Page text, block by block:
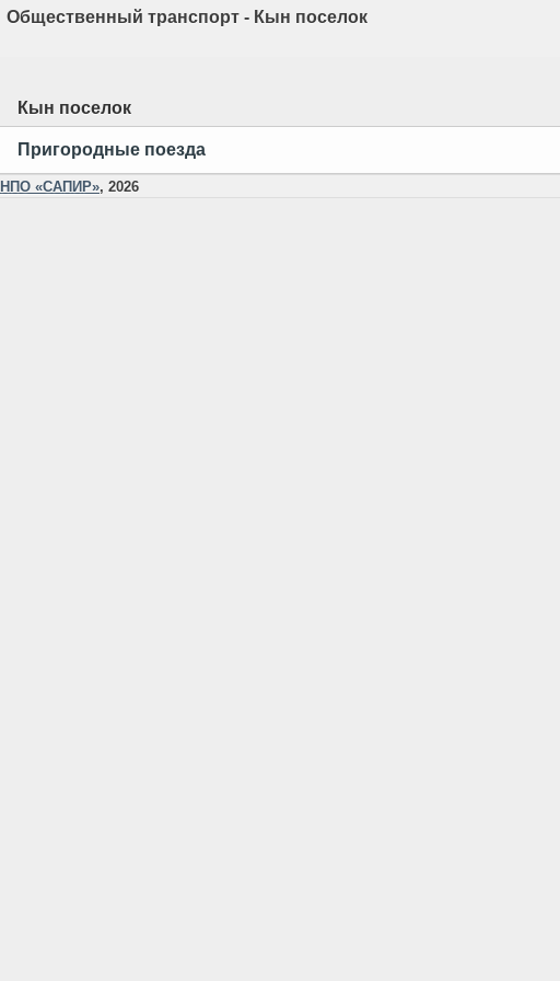
Общественный транспорт - Кын поселок
Кын поселок
Пригородные поезда
НПО «САПИР», 2026